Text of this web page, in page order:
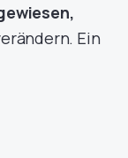
Ein